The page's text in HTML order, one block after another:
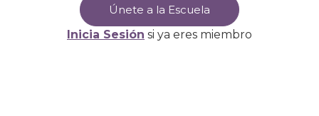
Únete a la Escuela
Inicia Sesión si ya eres miembro